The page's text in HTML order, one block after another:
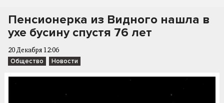
Пенсионерка из Видного нашла в
ухе бусину спустя 76 лет
20 Декабря 12:06
Общество Новости